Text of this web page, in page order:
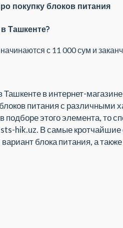
покупку блоков питания
Ташкенте?
с 11 000 сум и
Ташкенте в интернет-
питания с различными
подборе этого элемента, то
sts-hik.uz. В самые
блока питания, а